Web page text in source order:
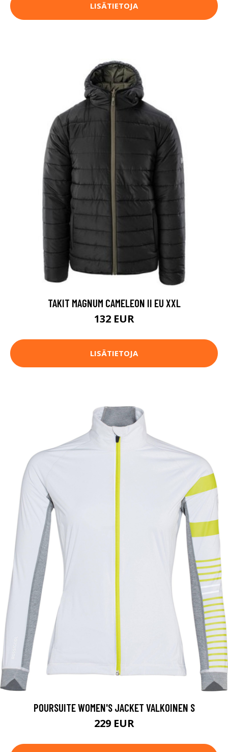
LISÄTIETOJA
TAKIT MAGNUM CAMELEON II EU XXL
132 EUR
LISÄTIETOJA
POURSUITE WOMEN'S JACKET VALKOINEN S
229 EUR